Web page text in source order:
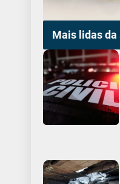
Mais lidas da